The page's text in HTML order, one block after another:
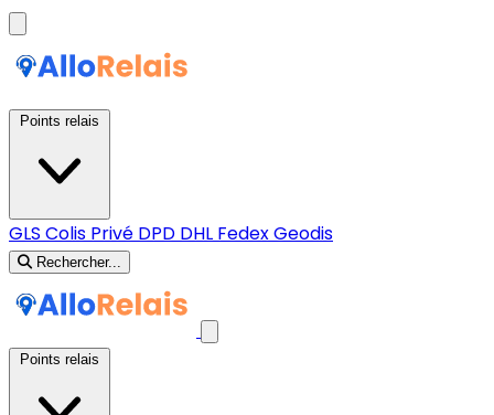
GLS Colis Privé DPD DHL FedexGeodis
Rechercher...